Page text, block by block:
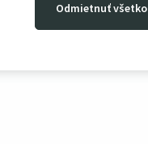
Odmietnuť všetko